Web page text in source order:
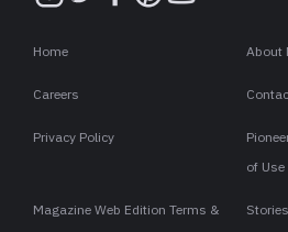
Home About
Careers
Privacy Policy
of Use
Magazine Web Edition Terms &
Stories